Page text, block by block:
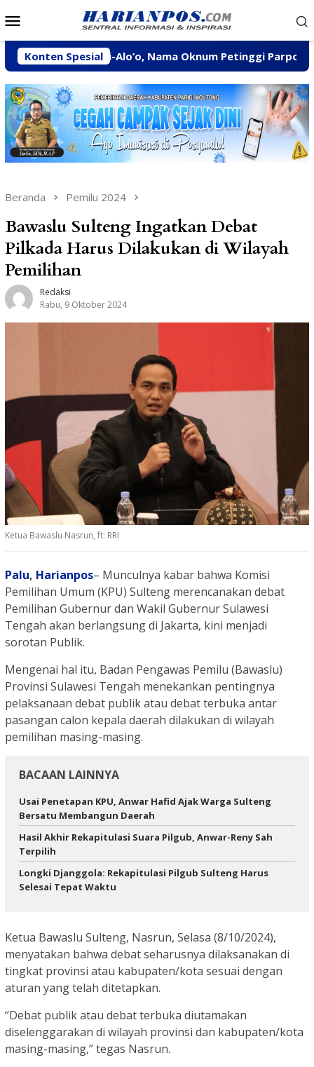
ke
Mobile
Konten Spesial
Tombi-Alo’o, Nama Oknum Petinggi Parpol Ikut Diselidiki
Beranda Pemilu 2024
Bawaslu Sulteng Ingatkan Debat
Pilkada Harus Dilakukan di Wilayah
Pemilihan
Redaksi
Rabu, 9 Oktober 2024
Ketua Bawaslu Nasrun, ft: RRI
Palu, Harianpos– Munculnya kabar bahwa Komisi
Pemilihan Umum (KPU) Sulteng merencanakan debat
Pemilihan Gubernur dan Wakil Gubernur Sulawesi
Tengah akan berlangsung di Jakarta, kini menjadi
sorotan Publik.
Mengenai hal itu, Badan Pengawas Pemilu (Bawaslu)
Provinsi Sulawesi Tengah menekankan pentingnya
pelaksanaan debat publik atau debat terbuka antar
pasangan calon kepala daerah dilakukan di wilayah
pemilihan masing-masing.
BACAAN LAINNYA
Usai Penetapan KPU, Anwar Hafid Ajak Warga Sulteng
Bersatu Membangun Daerah
Hasil Akhir Rekapitulasi Suara Pilgub, Anwar-Reny Sah
Terpilih
Longki Djanggola: Rekapitulasi Pilgub Sulteng Harus
Selesai Tepat Waktu
Ketua Bawaslu Sulteng, Nasrun, Selasa (8/10/2024),
menyatakan bahwa debat seharusnya dilaksanakan di
tingkat provinsi atau kabupaten/kota sesuai dengan
aturan yang telah ditetapkan.
“Debat publik atau debat terbuka diutamakan
diselenggarakan di wilayah provinsi dan kabupaten/kota
masing-masing,” tegas Nasrun.